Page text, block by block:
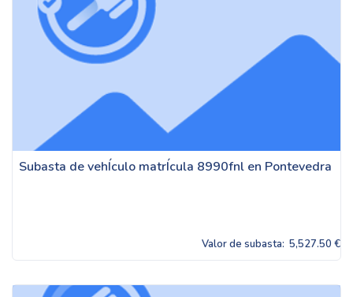
Subasta de vehÍculo matrÍcula 8990fnl en Pontevedra
Valor de subasta: 5,527.50 €